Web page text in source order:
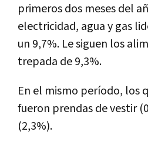
primeros dos meses del
electricidad, agua y gas
un 9,7%. Le siguen los
trepada de 9,3%.
En el mismo período, los
fueron prendas de vestir
(2,3%).